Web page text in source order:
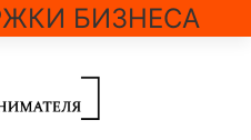
БИЗНЕСА